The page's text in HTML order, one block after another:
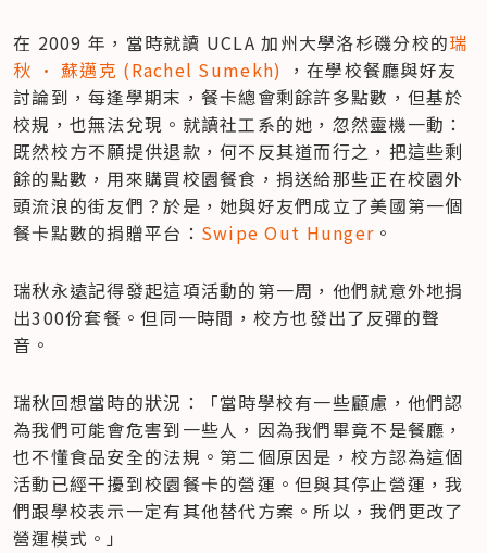
在 2009 年，當時就讀 UCLA 加州大學洛杉磯分校的瑞
秋 • 蘇邁克 (Rachel Sumekh) ，在學校餐廳與好友
討論到，每逢學期末，餐卡總會剩餘許多點數，但基於
校規，也無法兌現。就讀社工系的她，忽然靈機一動：
既然校方不願提供退款，何不反其道而行之，把這些剩
餘的點數，用來購買校園餐食，捐送給那些正在校園外
頭流浪的街友們？於是，她與好友們成立了美國第一個
餐卡點數的捐贈平台： Swipe Out Hunger 。
瑞秋永遠記得發起這項活動的第一周，他們就意外地捐
出300份套餐。但同一時間，校方也發出了反彈的聲
音。
瑞秋回想當時的狀況：「當時學校有一些顧慮，他們認
為我們可能會危害到一些人，因為我們畢竟不是餐廳，
也不懂食品安全的法規。第二個原因是，校方認為這個
活動已經干擾到校園餐卡的營運。但與其停止營運，我
們跟學校表示一定有其他替代方案。所以，我們更改了
營運模式。」